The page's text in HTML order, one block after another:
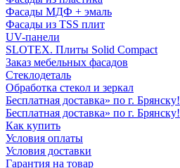
Фасады МДФ + эмаль
Фасады из TSS плит
UV-панели
SLOTEX. Плиты Solid Compact
Заказ мебельных фасадов
Стеклодеталь
Обработка стекол и зеркал
Бесплатная доставка» по г. Брянску!
Бесплатная доставка» по г. Брянску!
Как купить
Условия оплаты
Условия доставки
Гарантия на товар